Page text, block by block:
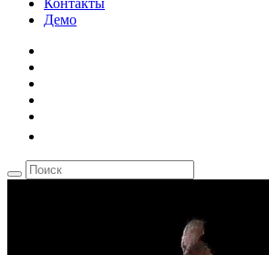
Контакты
Демо